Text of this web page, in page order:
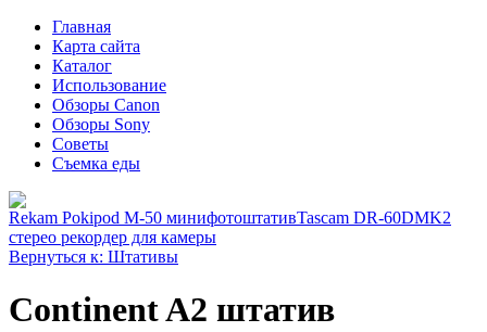
Главная
Карта сайта
Каталог
Использование
Обзоры Canon
Обзоры Sony
Советы
Съемка еды
Rekam Pokipod M-50 минифотоштативTascam DR-60DMK2
стерео рекордер для камеры
Вернуться к: Штативы
Continent A2 штатив